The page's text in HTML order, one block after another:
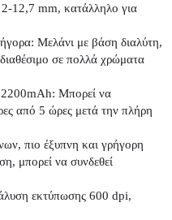
12,7 mm, κατάλληλο για
Μελάνι με βάση διαλύτη,
σε πολλά χρώματα
2200mAh: Μπορεί να
από 5 ώρες μετά την πλήρη
πιο έξυπνη και γρήγορη
μπορεί να συνδεθεί
εκτύπωσης 600 dpi,